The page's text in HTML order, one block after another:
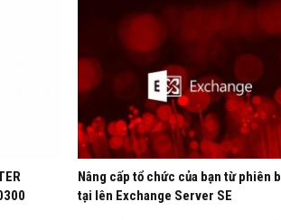
Nâng cấp tổ chức của bạn từ phiên
tại lên Exchange Server SE
ProLiant (SPP) Version
2022.09.01.00 Cập…
Nov 24, 2022